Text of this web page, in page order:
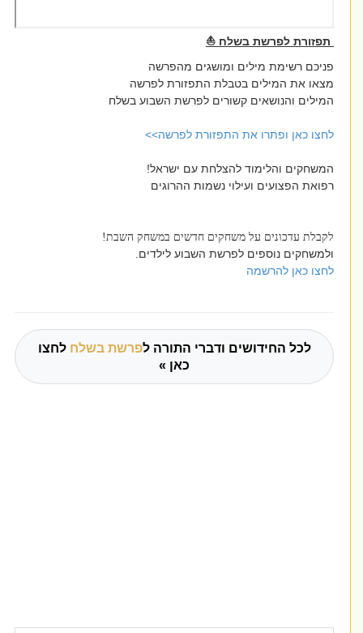
תפזורת לפרשת בשלח ⛵
פניכם רשימת מילים ומושגים מהפרשה
מצאו את המילים בטבלת התפזורת לפרשה
המילים והנושאים קשורים לפרשת השבוע בשלח
לחצו כאן ופתרו את התפזורת לפרשה>>
המשחקים והלימוד להצלחת עם ישראל!
רפואת הפצועים ועילוי נשמות ההרוגים
לקבלת עדכונים על משחקים חדשים במשחק השבת!
ולמשחקים נוספים לפרשת השבוע לילדים.
לחצו כאן להרשמה
לכל החידושים ודברי התורה לפרשת בשלחלחצו
כאן »